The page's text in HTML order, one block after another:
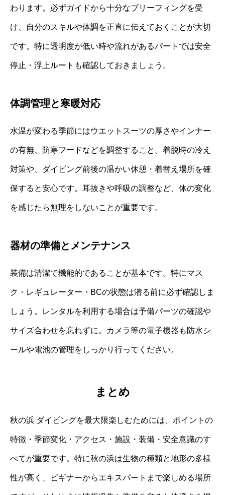
わります。必ずガイドから十分なブリーフィングを受
け、自分のスキルや体調を正直に伝えておくことが大切
です。特に透明度が低い時や流れがあるパートでは安全
停止・浮上ルートも確認しておきましょう。
体調管理と寒暖対応
水温が変わる季節にはウエットスーツの厚さやインナー
の有無、防寒フードなどを調整すること。着脱時の冷え
対策や、ダイビング前後の温かい休憩・着替え場所を確
保すると安心です。耳抜きや呼吸の調整など、体の変化
を感じたら無理をしないことが重要です。
器材の準備とメンテナンス
装備は清潔で機能的であることが基本です。特にマス
ク・レギュレーター・BCの状態は潜る前に必ず確認しま
しょう。レンタルを利用する場合は予備パーツの確認や
サイズ合わせを忘れずに。カメラ等の電子機器も防水シ
ールや電池の管理をしっかり行ってください。
まとめ
秋の浜 ダイビングを最大限楽しむためには、ポイントの
特徴・季節変化・アクセス・施設・装備・安全意識のす
べてが重要です。特に秋の浜は生物の種類と地形の多様
性が高く、ビギナーからエキスパートまで楽しめる場所